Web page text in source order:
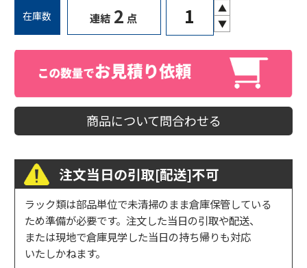
在庫数 連結 2 点
▲
▼
商品について問合わせる
注文当日の引取[配送]不可
ラック類は部品単位で未清掃のまま倉庫保管している
ため準備が必要です。注文した当日の引取や配送、
または現地で倉庫見学した当日の持ち帰りも対応
いたしかねます。